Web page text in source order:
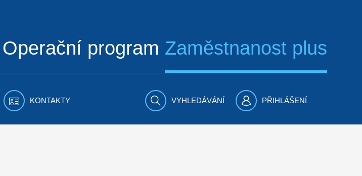
Operační program Zaměstnanost plus
KONTAKTY VYHLEDÁVÁNÍ PŘIHLÁŠENÍ